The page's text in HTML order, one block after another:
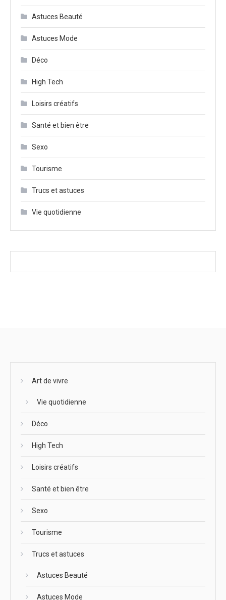
Astuces Beauté
Astuces Mode
Déco
High Tech
Loisirs créatifs
Santé et bien être
Sexo
Tourisme
Trucs et astuces
Vie quotidienne
Art de vivre
Vie quotidienne
Déco
High Tech
Loisirs créatifs
Santé et bien être
Sexo
Tourisme
Trucs et astuces
Astuces Beauté
Astuces Mode